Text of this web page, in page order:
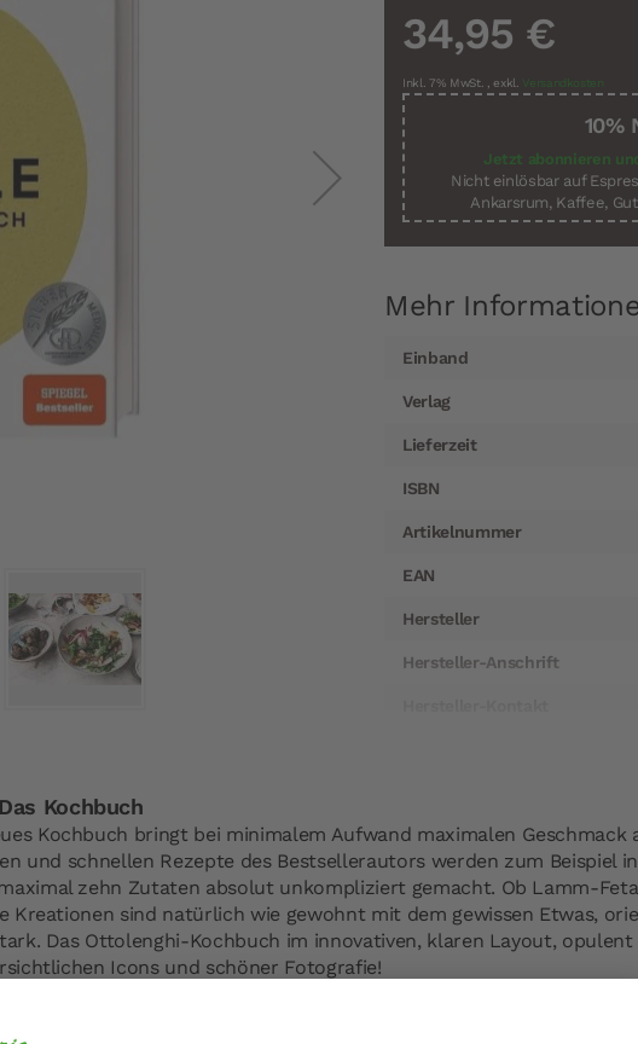
34,95 €
Inkl. 7% MwSt. ,exkl. Versandkosten
10%
Jetzt abonnieren
Nicht einlösbar auf
Ankarsrum, Kaffee,
Mehr
Informationen
Einband
Verlag
Lieferzeit
ISBN
Artikelnummer
EAN
Hersteller
Hersteller-Anschrift
Kochbuch
Kochbuch bringt bei minimalem Aufwand maximalen Geschmack
und schnellen Rezepte des Bestsellerautors werden zum Beispiel
zehn Zutaten absolut unkompliziert gemacht. Ob Lamm-
Kreationen sind natürlich wie gewohnt mit dem gewissen Etwas,
Das Ottolenghi-Kochbuch im innovativen, klaren Layout, opulent
Icons und schöner Fotografie!
bei minimalem Aufwand: